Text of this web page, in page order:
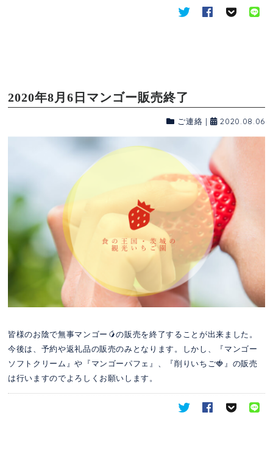
2020年8月6日マンゴー販売終了
ご連絡 | 2020.08.06
皆様のお陰で無事マンゴー🥭の販売を終了することが出来ました。
今後は、予約や返礼品の販売のみとなります。しかし、『マンゴー
ソフトクリーム』や『マンゴーパフェ』、『削りいちご🍓』の販売
は行いますのでよろしくお願いします。